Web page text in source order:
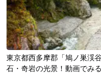
東京都西多摩郡「鳩ノ巣渓
石・奇岩の光景！動画でみ